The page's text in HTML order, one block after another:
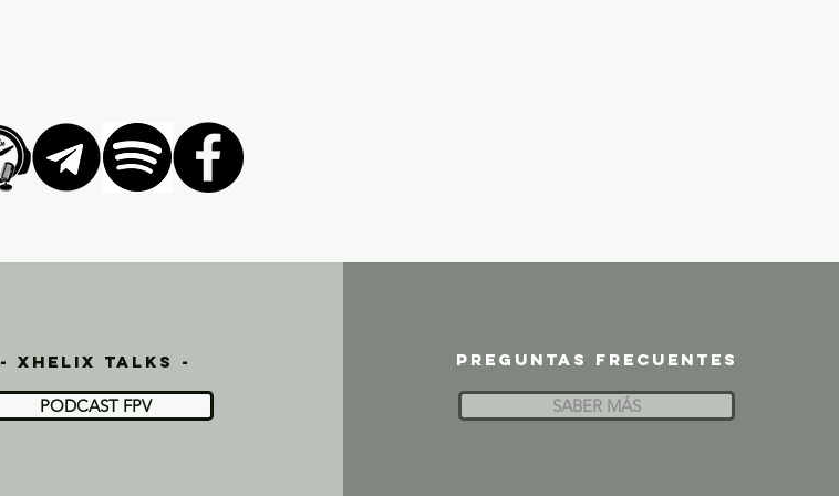
- xhelix talks -
PODCAST FPV
Preguntas frecuentes
SABER MÁS